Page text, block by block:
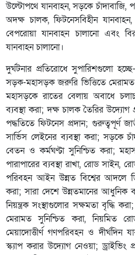
উল্টোপথে যানবাহন, সড়কে চাঁদাবাজি,
অদক্ষ চালক, ফিটনেসবিহীন
বেপরোয়া যানবাহন চালানো এবং
যানবাহন চালানো।
দুর্ঘটনার প্রতিরোধে সুপারিশগুলো
সড়ক-মহাসড়ক জরুরি ভিত্তিতে
মহাসড়কে রাতের বেলায় অবাধে
ব্যবস্থা করা; দক্ষ চালক তৈরির উদ্যোগ
পদ্ধতিতে ফিটনেস প্রদান; গুরুত্বপূর্ণ
সার্ভিস লেইনের ব্যবস্থা করা; সড়কে
বেতন ও কর্মঘণ্টা সুনিশ্চিত করা;
পারাপারের ব্যবস্থা রাখা, রোড সাইন,
পরিবহন আইন উন্নত বিশ্বের আদলে
করা; সারা দেশে উন্নতমানের আধুনিক
নিয়ন্ত্রক সংস্থাগুলোর সক্ষমতা বৃদ্ধি
মেরামত সুনিশ্চিত করা, নিয়মিত
মেয়াদোত্তীর্ণ গণপরিবহন ও দীর্ঘদিন
স্ক্যাপ করার উদ্যোগ নেওয়া; ড্রাইভিং